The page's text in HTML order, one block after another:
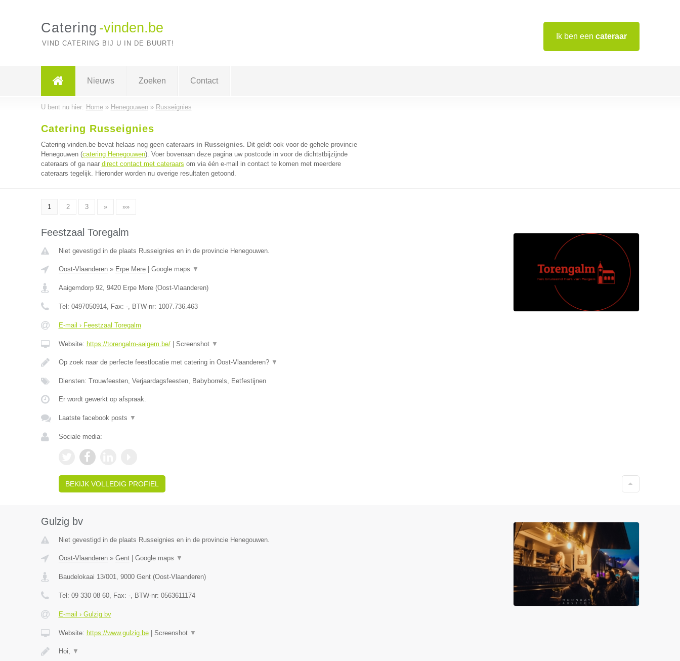
Ik ben een cateraar
Catering -vinden.be
VIND CATERING BIJ U IN DE BUURT!
Nieuws Zoeken Contact
U bent nu hier: Home» Henegouwen» Russeignies
Catering Russeignies
Catering-vinden.be bevat helaas nog geen cateraars in Russeignies. Dit geldt ook voor de gehele provincie
Henegouwen (catering Henegouwen). Voer bovenaan deze pagina uw postcode in voor de dichtstbijzijnde
cateraars of ga naar direct contact met cateraars om via één e-mail in contact te komen met meerdere
cateraars tegelijk. Hieronder worden nu overige resultaten getoond.
1 2 3 » »»
Feestzaal Toregalm
Niet gevestigd in de plaats Russeignies en in de provincie Henegouwen.
Oost-Vlaanderen» Erpe Mere| Google maps ▼
Aaigemdorp 92, 9420 Erpe Mere(Oost-Vlaanderen)
Tel: 0497050914, Fax: -, BTW-nr: 1007.736.463
E-mail › Feestzaal Toregalm
Website: https://torengalm-aaigem.be/| Screenshot ▼
Op zoek naar de perfecte feestlocatie met catering in Oost-Vlaanderen? ▼
Diensten: Trouwfeesten, Verjaardagsfeesten, Babyborrels, Eetfestijnen
Er wordt gewerkt op afspraak.
Laatste facebook posts ▼
Sociale media:
BEKIJK VOLLEDIG PROFIEL
Gulzig bv
Niet gevestigd in de plaats Russeignies en in de provincie Henegouwen.
Oost-Vlaanderen» Gent| Google maps ▼
Baudelokaai 13/001, 9000 Gent(Oost-Vlaanderen)
Tel: 09 330 08 60, Fax: -, BTW-nr: 0563611174
E-mail › Gulzig bv
Website: https://www.gulzig.be| Screenshot ▼
Hoi, ▼